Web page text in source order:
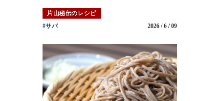
片山秘伝のレシピ
#サバ
2026 / 6 / 09